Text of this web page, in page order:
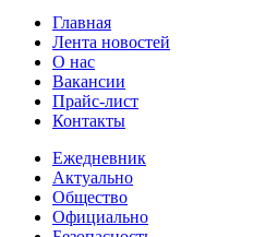
Главная
Лента новостей
О нас
Вакансии
Прайс-лист
Контакты
Ежедневник
Актуально
Общество
Официально